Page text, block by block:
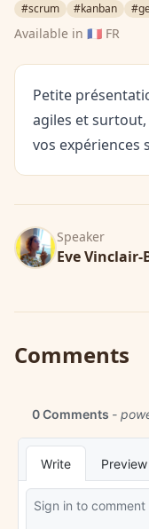
#scrum
#kanban
Available in 🇫🇷 FR
Petite
agiles et
vos expériences
Speaker
Eve
Comments